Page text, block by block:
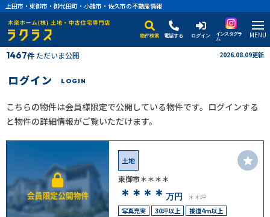
上田市・東御市・御代田町・小諸市・佐久市の不動産情報
物件検索 電話する ログイン
インスタグラ
ム
MENU
1467件ただいま公開 2026.08.09更新
ログイン LOGIN
こちらの物件は会員様限定で公開している物件です。ログインする
と物件の詳細情報がご覧いただけます。
土地
東御市＊＊＊＊
＊＊＊＊ 万円
＊＊坪
写真充実
30坪以上
接道4ｍ以上